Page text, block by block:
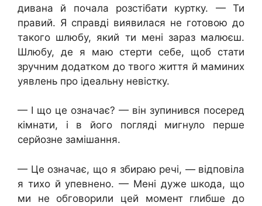
дивана й почала розстібати куртку. — Ти
правий. Я справді виявилася не готовою до
такого шлюбу, який ти мені зараз малюєш.
Шлюбу, де я маю стерти себе, щоб стати
зручним додатком до твого життя й маминих
уявлень про ідеальну невістку.
— І що це означає? — він зупинився посеред
кімнати, і в його погляді мигнуло перше
серйозне замішання.
— Це означає, що я збираю речі, — відповіла
я тихо й упевнено. — Мені дуже шкода, що
ми не обговорили цей момент глибше до